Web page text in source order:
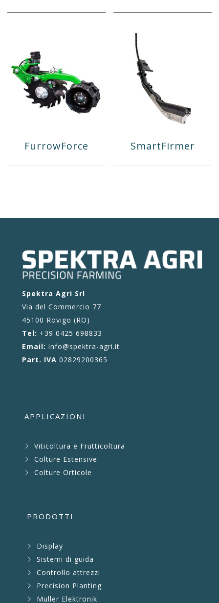
FurrowForce SmartFirmer
Spektra Agri Srl
Via del Commercio 77
45100 Rovigo (RO)
Tel: +39 0425 698833
Email: info@spektra-agri.it
Part. IVA 02829200365
APPLICAZIONI
Viticoltura e Frutticoltura
Colture Estensive
Colture Orticole
PRODOTTI
Display
Sistemi di guida
Controllo attrezzi
Precision Planting
Muller Elektronik